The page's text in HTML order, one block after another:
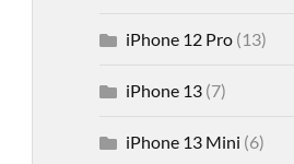
iPhone 12 Pro(13)
iPhone 13(7)
iPhone 13 Mini (6)